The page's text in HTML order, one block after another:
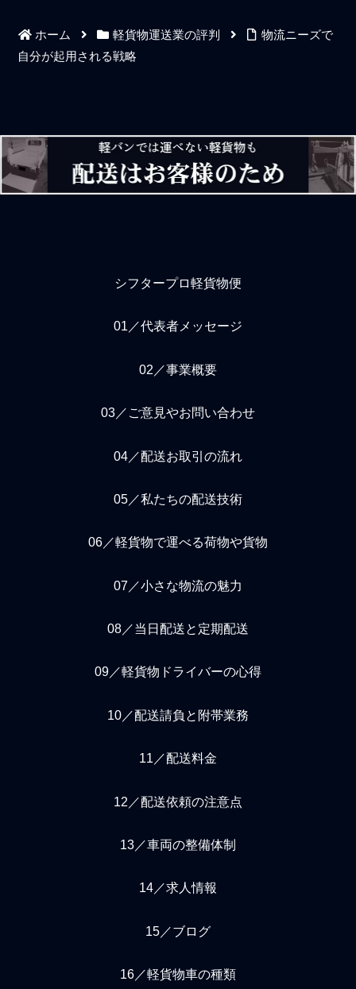
もあるでしょう。俗に言う
「良い案件」は大手運送会
社の場合は社員ドライバー
の個人事業主ドライバーに
はなかなか「良い案件」は
回ってこないでしょう。集
荷場所が遠かったり拠点か
くら、距離いくら、一日い
ながらでも軽貨物ドライバ
ーはみんな懸命に仕事をし
ていると感じます。しか
し、言葉は汚いが、実際の
ホーム 軽貨物運送業の評判
物流ニーズで
自分が起用される戦略
シフタープロ軽貨物便
01／代表者メッセージ
02／事業概要
03／ご意見やお問い合わせ
04／配送お取引の流れ
05／私たちの配送技術
06／軽貨物で運べる荷物や貨物
07／小さな物流の魅力
08／当日配送と定期配送
09／軽貨物ドライバーの心得
10／配送請負と附帯業務
11／配送料金
12／配送依頼の注意点
13／車両の整備体制
14／求人情報
15／ブログ
16／軽貨物車の種類